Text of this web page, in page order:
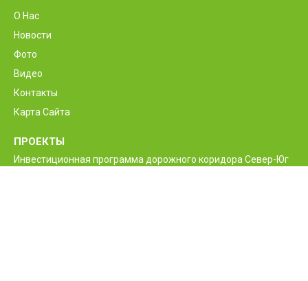
О Нас
Новости
Фото
Видео
Контакты
Карта Сайта
ПРОЕКТЫ
Инвестиционная программа дорожного коридора Север-Юг